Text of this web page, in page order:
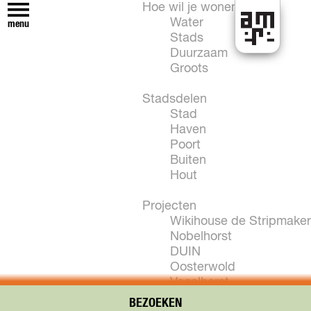
H
e
menu
Hoe wil je wonen?
Water
Stads
Duurzaam
Groots
Stadsdelen
Stad
Haven
Poort
Buiten
Hout
Projecten
Wikihouse de Stripmaker
Nobelhorst
DUIN
Oosterwold
Vogelhorst
New Brooklyn
BEZOEKEN